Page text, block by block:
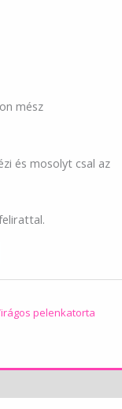
mész
és mosolyt csal az
pelenkatorta